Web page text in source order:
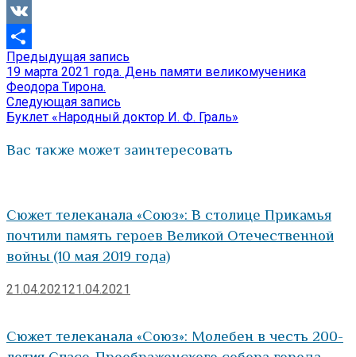
Viber
VK
Отправить
Навигация
по
записям
Предыдущая запись
запись:
19 марта 2021 года. День памяти великомученика
Феодора Тирона.
Следующая запись
запись:
Буклет «Народный доктор И. Ф. Граль»
Вас также может заинтересовать
Сюжет телеканала «Союз»: В столице Прикамья
почтили память героев Великой Отечественной
войны (10 мая 2019 года)
21.04.202121.04.2021
Сюжет телеканала «Союз»: Молебен в честь 200-